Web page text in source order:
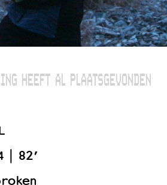
HEEFT AL PLAATSGEVONDEN
82’